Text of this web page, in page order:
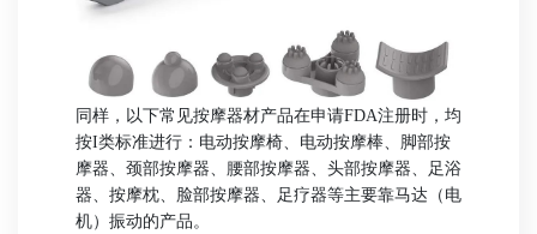
同样，以下常见按摩器材产品在申请FDA注册时，均
按I类标准进行： 电动按摩椅、电动按摩棒、脚部按
摩器、颈部按摩器、腰部按摩器、头部按摩器、足浴
器、按摩枕、脸部按摩器、足疗器等主要靠马达（电
机）振动的产品。